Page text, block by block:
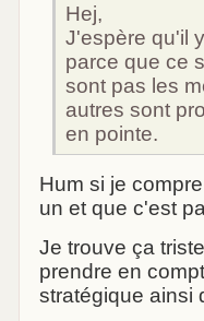
Hej,
J'espère qu'il
parce que ce
sont pas les
autres sont
en pointe.
Hum si je
un et que c'est
Je trouve ça
prendre en
stratégique ainsi